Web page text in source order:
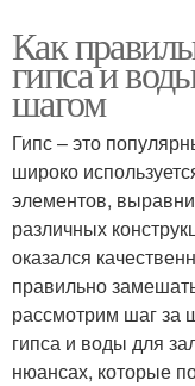
Как
гипса и
шагом
Гипс – это
широко
элементов,
различных
оказался
правильно
рассмотрим шаг за
гипса и воды для
нюансах, которые